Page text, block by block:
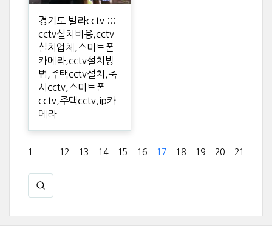
경기도 빌라cctv :::
cctv설치비용,cctv
설치업체,스마트폰
카메라,cctv설치방
법,주택cctv설치,축
사cctv,스마트폰
cctv,주택cctv,ip카
메라
1 12 13 14 15 16 17 18 19 20 21